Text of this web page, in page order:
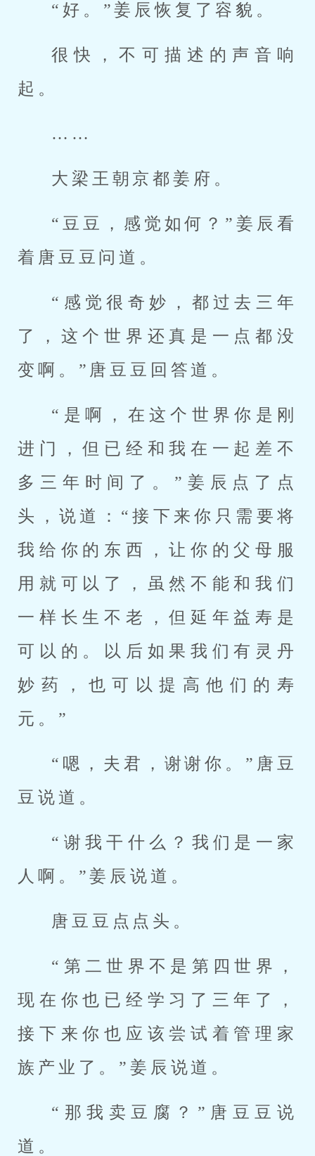
“好。”姜辰恢复了容貌。
很快，不可描述的声音响
起。
……
大梁王朝京都姜府。
“豆豆，感觉如何？”姜辰看
着唐豆豆问道。
“感觉很奇妙，都过去三年
了，这个世界还真是一点都没
变啊。”唐豆豆回答道。
“是啊，在这个世界你是刚
进门，但已经和我在一起差不
多三年时间了。”姜辰点了点
头，说道：“接下来你只需要将
我给你的东西，让你的父母服
用就可以了，虽然不能和我们
一样长生不老，但延年益寿是
可以的。以后如果我们有灵丹
妙药，也可以提高他们的寿
元。”
“嗯，夫君，谢谢你。”唐豆
豆说道。
“谢我干什么？我们是一家
人啊。”姜辰说道。
唐豆豆点点头。
“第二世界不是第四世界，
现在你也已经学习了三年了，
接下来你也应该尝试着管理家
族产业了。”姜辰说道。
“那我卖豆腐？”唐豆豆说
道。